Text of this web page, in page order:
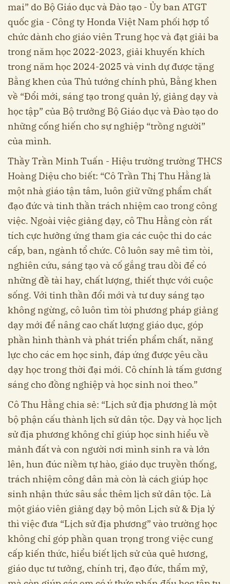
mai” do Bộ Giáo dục và Đào tạo - Ủy ban ATGT
quốc gia - Công ty Honda Việt Nam phối hợp tổ
chức dành cho giáo viên Trung học và đạt giải ba
trong năm học 2022-2023, giải khuyến khích
trong năm học 2024-2025 và vinh dự được tặng
Bằng khen của Thủ tướng chính phủ, Bằng khen
về “Đổi mới, sáng tạo trong quản lý, giảng dạy và
học tập” của Bộ trưởng Bộ Giáo dục và Đào tạo do
những cống hiến cho sự nghiệp “trồng người”
của mình.
Thầy Trần Minh Tuấn - Hiệu trường trường THCS
Hoàng Diệu cho biết: “Cô Trần Thị Thu Hằng là
một nhà giáo tận tâm, luôn giữ vững phẩm chất
đạo đức và tinh thần trách nhiệm cao trong công
việc. Ngoài việc giảng dạy, cô Thu Hằng còn rất
tích cực hưởng ứng tham gia các cuộc thi do các
cấp, ban, ngành tổ chức. Cô luôn say mê tìm tòi,
nghiên cứu, sáng tạo và cố gắng trau dồi để có
những đề tài hay, chất lượng, thiết thực với cuộc
sống. Với tinh thần đổi mới và tư duy sáng tạo
không ngừng, cô luôn tìm tòi phương pháp giảng
dạy mới để nâng cao chất lượng giáo dục, góp
phần hình thành và phát triển phẩm chất, năng
lực cho các em học sinh, đáp ứng được yêu cầu
dạy học trong thời đại mới. Cô chính là tấm gương
sáng cho đồng nghiệp và học sinh noi theo.”
Cô Thu Hằng chia sẻ: “Lịch sử địa phương là một
bộ phận cấu thành lịch sử dân tộc. Dạy và học lịch
sử địa phương không chỉ giúp học sinh hiểu về
mảnh đất và con người nơi mình sinh ra và lớn
lên, hun đúc niềm tự hào, giáo dục truyền thống,
trách nhiệm công dân mà còn là cách giúp học
sinh nhận thức sâu sắc thêm lịch sử dân tộc. Là
một giáo viên giảng dạy bộ môn Lịch sử & Địa lý
thì việc đưa “Lịch sử địa phương” vào trường học
không chỉ góp phần quan trọng trong việc cung
cấp kiến thức, hiểu biết lịch sử của quê hương,
giáo dục tư tưởng, chính trị, đạo đức, thẩm mỹ,